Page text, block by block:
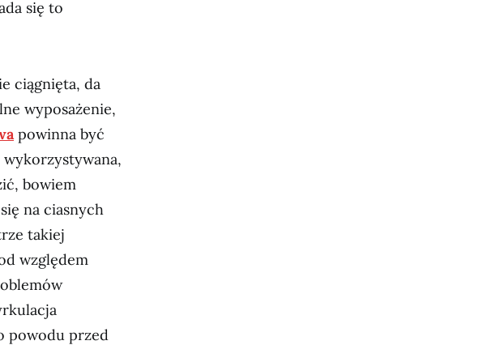
się to
ciągnięta, da
wyposażenie,
powinna być
bowiem
na ciasnych
takiej
względem
powodu przed